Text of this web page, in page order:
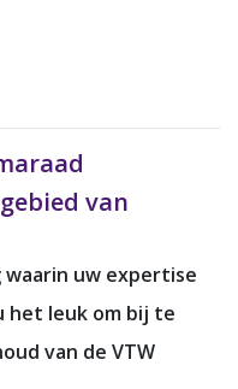
van
uw expertise
het leuk om bij te
van de VTW